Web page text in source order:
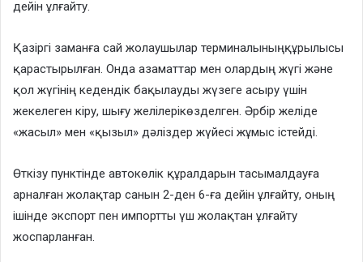
дейін ұлғайту.
Қазіргі заманға сай жолаушылар терминалыныңқұрылысы
қарастырылған. Онда азаматтар мен олардың жүгі және
қол жүгінің кедендік бақылауды жүзеге асыру үшін
жекелеген кіру, шығу желілерікөзделген. Әрбір желіде
«жасыл» мен «қызыл» дәліздер жүйесі жұмыс істейді.
Өткізу пунктінде автокөлік құралдарын тасымалдауға
арналған жолақтар санын 2-ден 6-ға дейін ұлғайту, оның
ішінде экспорт пен импортты үш жолақтан ұлғайту
жоспарланған.